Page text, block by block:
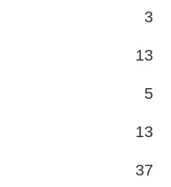
3
13
5
13
37